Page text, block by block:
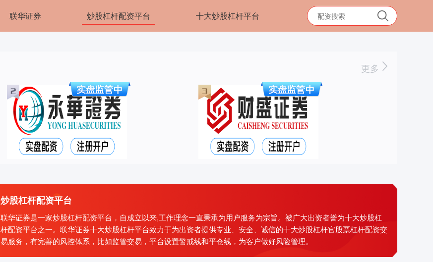
联华证券 炒股杠杆配资平台 十大炒股杠杆平台
更多
炒股杠杆配资平台
联华证券是一家炒股杠杆配资平台，自成立以来,工作理念一直秉承为用户服务为宗旨。被广大出资者誉为十大炒股杠
杆配资平台之一。联华证券十大炒股杠杆平台致力于为出资者提供专业、安全、诚信的十大炒股杠杆官股票杠杆配资交
易服务，有完善的风控体系，比如监管交易，平台设置警戒线和平仓线，为客户做好风险管理。